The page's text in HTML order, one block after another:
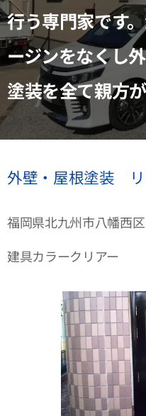
行う専門家です
ージンをなくし
塗装を全て親方
外壁・屋根塗装
福岡県北九州市八幡西区
建具カラークリアー